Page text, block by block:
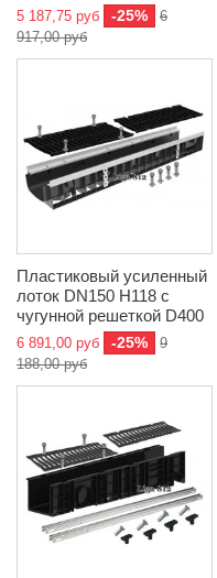
5 187,75 руб -25%
6
917,00 руб
Пластиковый усиленный
лоток DN150 H118 с
чугунной решеткой D400
6 891,00 руб -25%
9
188,00 руб